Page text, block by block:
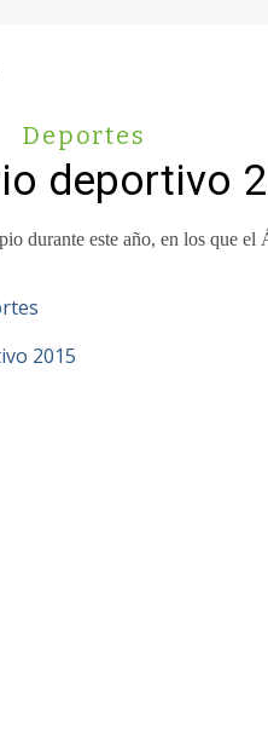
Deportes
deportivo
durante este año, en los que el
2015